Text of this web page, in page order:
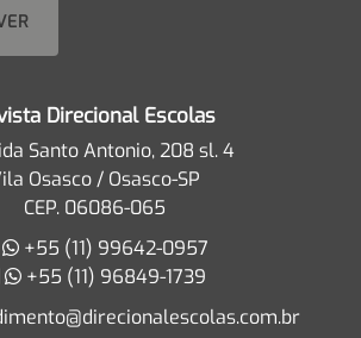
Direcional Escolas
Santo Antonio, 208 sl. 4
Osasco / Osasco-SP
CEP. 06086-065
+55 (11) 99642-0957
+55 (11) 96849-1739